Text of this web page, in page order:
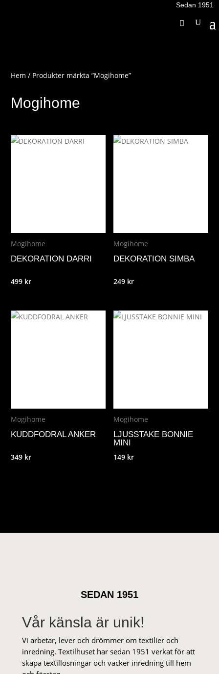
Sedan 1951
Hem / Produkter märkta ”Mogihome”
Mogihome
Mogihome
DEKORATION DARRI
499 kr
Mogihome
DEKORATION SIMBA
249 kr
Mogihome
KUDDFODRAL ANKER
349 kr
Mogihome
LJUSSTAKE BONNIE
MINI
149 kr
SEDAN 1951
Vår känsla är unik!
Vi arbetar, lever och drömmer om textilier och
inredning. Textilhuset har sedan 1951 verkat för att
skapa textillösningar och vacker inredning till hem